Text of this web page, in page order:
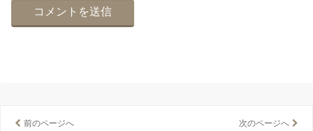
前のページへ 次のページへ